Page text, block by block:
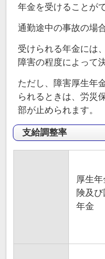
年金を受けることが
通勤途中の事故の場
受けられる年金には
障害の程度によって
ただし、障害厚生年
られるときは、労災
部が止められます。
支給調整率
厚生年
険及
年金